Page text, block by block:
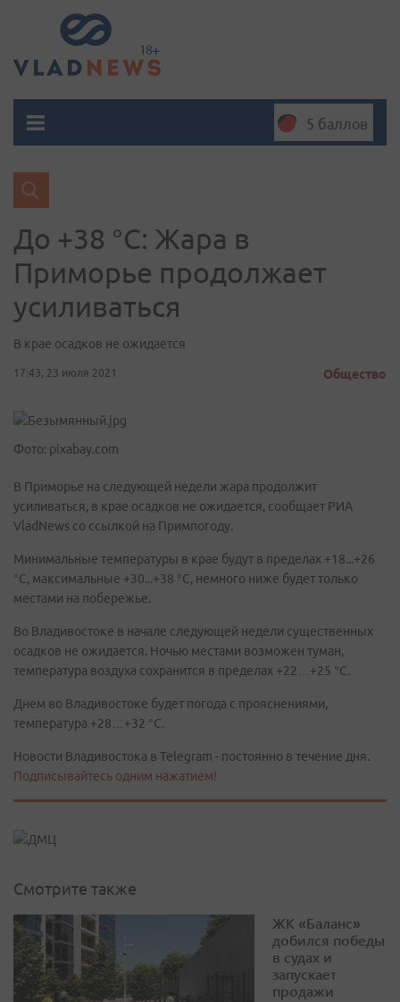
5 баллов
До +38 °C: Жара в
Приморье продолжает
усиливаться
В крае осадков не ожидается
17:43, 23 июля 2021 Общество
Фото: pixabay.com
В Приморье на следующей недели жара продолжит
усиливаться, в крае осадков не ожидается, сообщает РИА
VladNews со ссылкой на Примпогоду.
Минимальные температуры в крае будут в пределах +18...+26
°C, максимальные +30...+38 °C, немного ниже будет только
местами на побережье.
Во Владивостоке в начале следующей недели существенных
осадков не ожидается. Ночью местами возможен туман,
температура воздуха сохранится в пределах +22…+25 °С.
Днем во Владивостоке будет погода с прояснениями,
температура +28…+32 °С.
Новости Владивостока в Telegram - постоянно в течение дня.
Подписывайтесь одним нажатием!
Смотрите также
ЖК «Баланс»
добился победы
в судах и
запускает
продажи